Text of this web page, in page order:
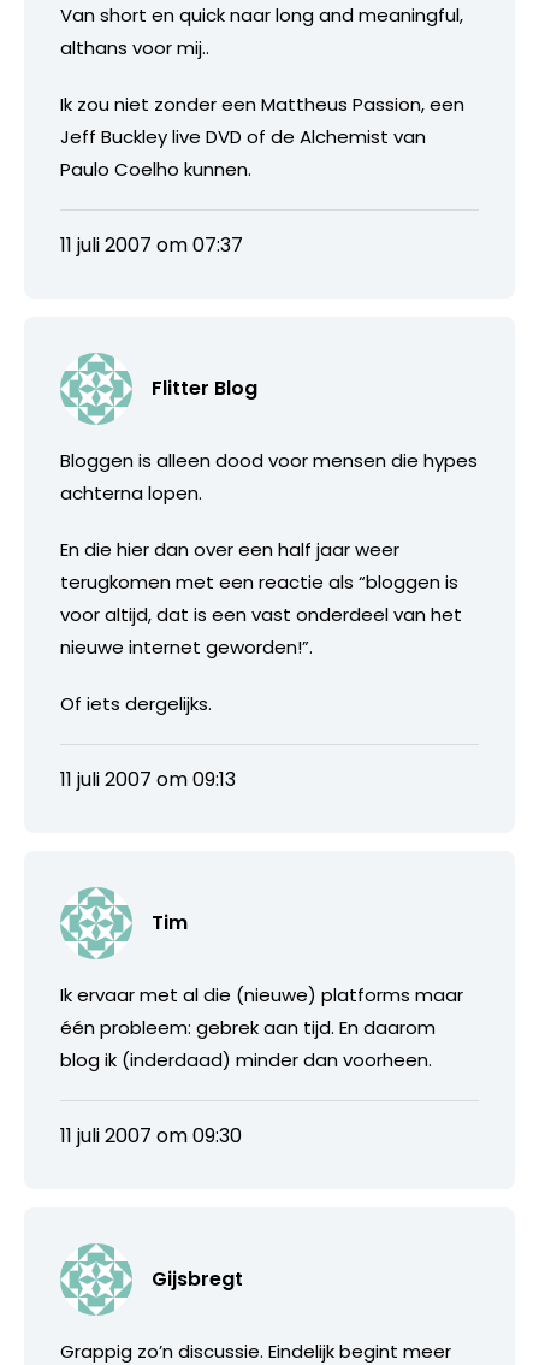
Van short en quick naar long and meaningful,
althans voor mij..
Ik zou niet zonder een Mattheus Passion, een
Jeff Buckley live DVD of de Alchemist van
Paulo Coelho kunnen.
11 juli 2007 om 07:37
Flitter Blog
Bloggen is alleen dood voor mensen die hypes
achterna lopen.
En die hier dan over een half jaar weer
terugkomen met een reactie als “bloggen is
voor altijd, dat is een vast onderdeel van het
nieuwe internet geworden!”.
Of iets dergelijks.
11 juli 2007 om 09:13
Tim
Ik ervaar met al die (nieuwe) platforms maar
één probleem: gebrek aan tijd. En daarom
blog ik (inderdaad) minder dan voorheen.
11 juli 2007 om 09:30
Gijsbregt
Grappig zo’n discussie. Eindelijk begint meer